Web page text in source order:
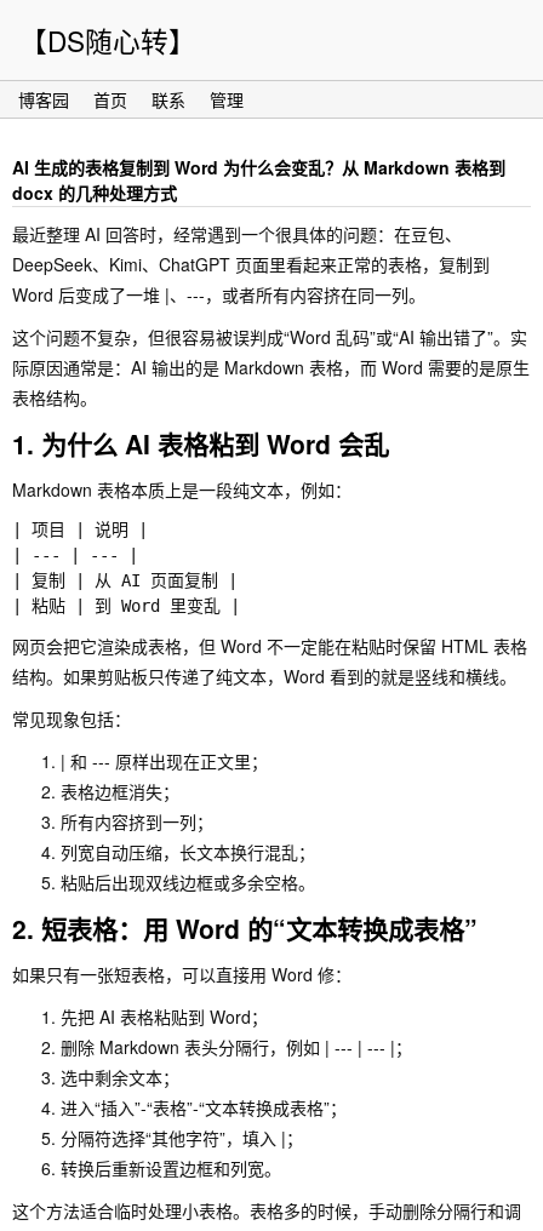
【DS随心转】
博客园 首页 联系 管理
AI 生成的表格复制到 Word 为什么会变乱？从 Markdown 表格到
docx 的几种处理方式
最近整理 AI 回答时，经常遇到一个很具体的问题：在豆包、
DeepSeek、Kimi、ChatGPT 页面里看起来正常的表格，复制到
Word 后变成了一堆 |、 ---，或者所有内容挤在同一列。
这个问题不复杂，但很容易被误判成“Word 乱码”或“AI 输出错了”。实
际原因通常是：AI 输出的是 Markdown 表格，而 Word 需要的是原生
表格结构。
1. 为什么 AI 表格粘到 Word 会乱
Markdown 表格本质上是一段纯文本，例如：
| 项目 | 说明 |
| --- | --- |
| 复制 | 从 AI 页面复制 |
网页会把它渲染成表格，但 Word 不一定能在粘贴时保留 HTML 表格
结构。如果剪贴板只传递了纯文本，Word 看到的就是竖线和横线。
常见现象包括：
| 和 --- 原样出现在正文里；
表格边框消失；
所有内容挤到一列；
列宽自动压缩，长文本换行混乱；
粘贴后出现双线边框或多余空格。
2. 短表格：用 Word 的“文本转换成表格”
如果只有一张短表格，可以直接用 Word 修：
先把 AI 表格粘贴到 Word；
删除 Markdown 表头分隔行，例如 | --- | --- |；
选中剩余文本；
进入“插入”-“表格”-“文本转换成表格”；
分隔符选择“其他字符”，填入 |；
转换后重新设置边框和列宽。
这个方法适合临时处理小表格。表格多的时候，手动删除分隔行和调